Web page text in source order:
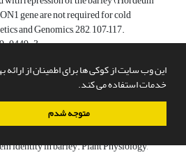
این وب سایت از کوکی ها برای اطمینان از ارائه
خدمات استفاده می کند.
متوجه شدم
gene are not required for cold
and Genomics, 282, 107–117.
0449-3.
Peacock, W.J., & Dennis, E.S. (2008).
cues are integrated to regulate
Plant Physiology, 147, 355–366.
M.N., Peacock, W.J., Dennis,
Short vegetative phase-like MADS-box
identity in barley. Plant Physiology,